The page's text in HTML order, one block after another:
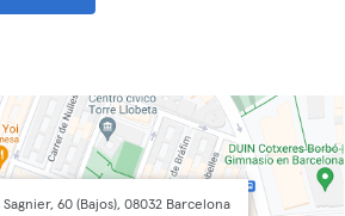
60 (Bajos), 08032 Barcelona